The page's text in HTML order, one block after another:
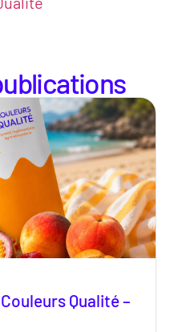
Qualité –